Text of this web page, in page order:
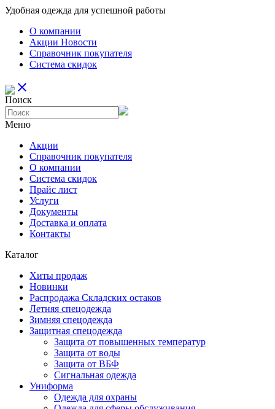
Удобная одежда для успешной работы
О компании
Aкции Новости
Справочник покупателя
Система скидок
close
Поиск
Меню
Aкции
Справочник покупателя
О компании
Система скидок
Прайс лист
Услуги
Документы
Доставка и оплата
Контакты
Каталог
Хиты продаж
Новинки
Распродажа Складских остаков
Летняя спецодежда
Зимняя спецодежда
Защитная спецодежда
Защита от повышенных температур
Защита от воды
Защита от ВБФ
Сигнальная одежда
Униформа
Одежда для охраны